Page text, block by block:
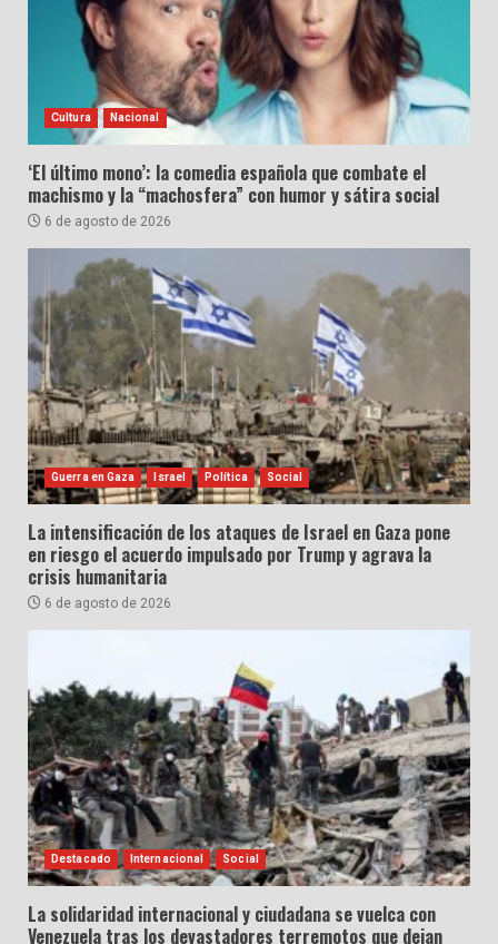
Cultura Nacional
‘El último mono’: la comedia española que combate el
machismo y la “machosfera” con humor y sátira social
6 de agosto de 2026
Guerra en Gaza Israel Política Social
La intensificación de los ataques de Israel en Gaza pone
en riesgo el acuerdo impulsado por Trump y agrava la
crisis humanitaria
6 de agosto de 2026
Destacado Internacional Social
La solidaridad internacional y ciudadana se vuelca con
Venezuela tras los devastadores terremotos que dejan